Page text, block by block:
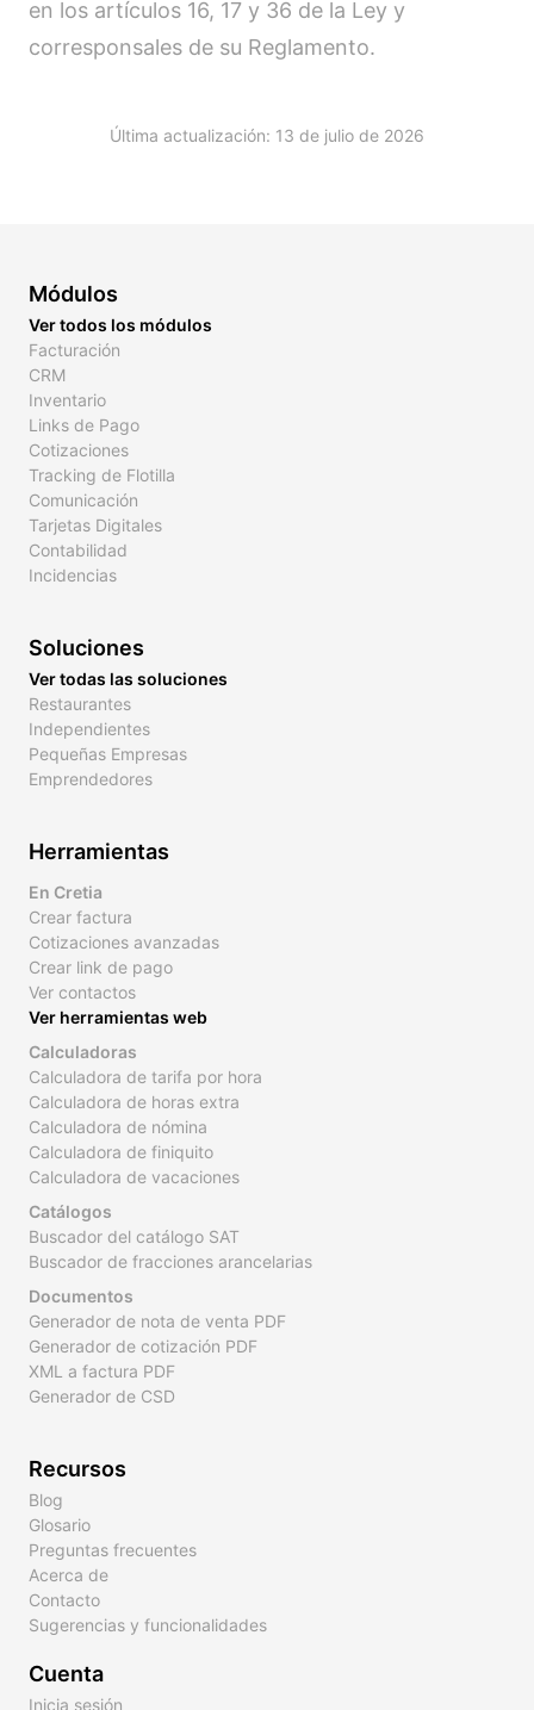
en los artículos 16, 17 y 36 de la Ley y
corresponsales de su Reglamento.
Última actualización: 13 de julio de 2026
Módulos
Ver todos los módulos
Facturación
CRM
Inventario
Links de Pago
Cotizaciones
Tracking de Flotilla
Comunicación
Tarjetas Digitales
Contabilidad
Incidencias
Soluciones
Ver todas las soluciones
Restaurantes
Independientes
Pequeñas Empresas
Emprendedores
Herramientas
En Cretia
Crear factura
Cotizaciones avanzadas
Crear link de pago
Ver contactos
Ver herramientas web
Calculadoras
Calculadora de tarifa por hora
Calculadora de horas extra
Calculadora de nómina
Calculadora de finiquito
Calculadora de vacaciones
Catálogos
Buscador del catálogo SAT
Buscador de fracciones arancelarias
Documentos
Generador de nota de venta PDF
Generador de cotización PDF
XML a factura PDF
Generador de CSD
Recursos
Blog
Glosario
Preguntas frecuentes
Acerca de
Contacto
Sugerencias y funcionalidades
Cuenta
Inicia sesión